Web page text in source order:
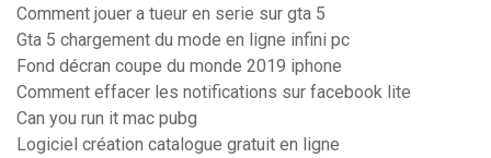
Comment jouer a tueur en serie sur gta 5
Gta 5 chargement du mode en ligne infini pc
Fond décran coupe du monde 2019 iphone
Comment effacer les notifications sur facebook lite
Can you run it mac pubg
Logiciel création catalogue gratuit en ligne